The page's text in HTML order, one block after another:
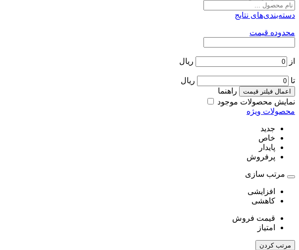
دسته‌بندی‌های نتایج
محدوده قیمت
از ریال
تا ریال
اعمال فیلتر قیمت
راهنما
نمایش محصولات موجود
محصولات ویژه
جدید
خاص
پایدار
پرفروش
مرتب سازی
افزایشی
کاهشی
قیمت فروش
امتیاز
مرتب کردن